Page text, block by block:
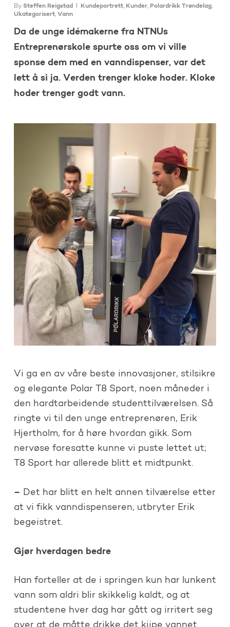
By Steffen Reigstad Kundeportrett, Kunder, Polardrikk Trøndelag,
Ukategorisert, Vann
Da de unge idémakerne fra NTNUs
Entreprenørskole spurte oss om vi ville
sponse dem med en vanndispenser, var det
lett å si ja. Verden trenger kloke hoder. Kloke
hoder trenger godt vann.
Vi ga en av våre beste innovasjoner, stilsikre
og elegante Polar T8 Sport, noen måneder i
den hardtarbeidende studenttilværelsen. Så
ringte vi til den unge entreprenøren, Erik
Hjertholm, for å høre hvordan gikk. Som
nervøse foresatte kunne vi puste lettet ut;
T8 Sport har allerede blitt et midtpunkt.
– Det har blitt en helt annen tilværelse etter
at vi fikk vanndispenseren, utbryter Erik
begeistret.
Gjør hverdagen bedre
Han forteller at de i springen kun har lunkent
vann som aldri blir skikkelig kaldt, og at
studentene hver dag har gått og irritert seg